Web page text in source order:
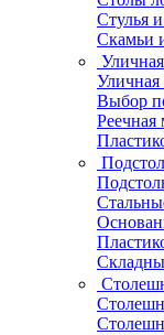
Стулья
Скамьи
Уличная
Выбор
Реечная